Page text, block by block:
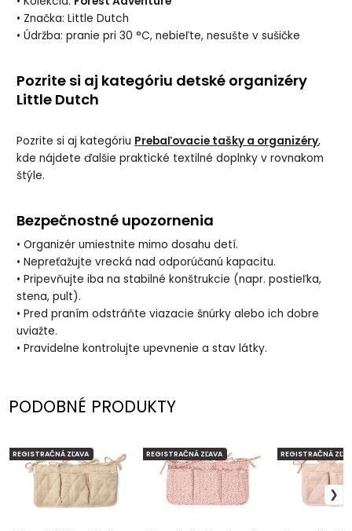
• Značka: Little Dutch
• Údržba: pranie pri 30 °C, nebieľte, nesušte v sušičke
Pozrite si aj kategóriu detské organizéry
Little Dutch
Pozrite si aj kategóriu Prebaľovacie tašky a organizéry,
kde nájdete ďalšie praktické textilné doplnky v rovnakom
štýle.
Bezpečnostné upozornenia
• Organizér umiestnite mimo dosahu detí.
• Nepreťažujte vrecká nad odporúčanú kapacitu.
• Pripevňujte iba na stabilné konštrukcie (napr. postieľka,
stena, pult).
• Pred praním odstráňte viazacie šnúrky alebo ich dobre
uviažte.
• Pravidelne kontrolujte upevnenie a stav látky.
PODOBNÉ PRODUKTY
REGISTRAČNÁ ZĽAVA REGISTRAČNÁ ZĽAVA REGISTRAČNÁ